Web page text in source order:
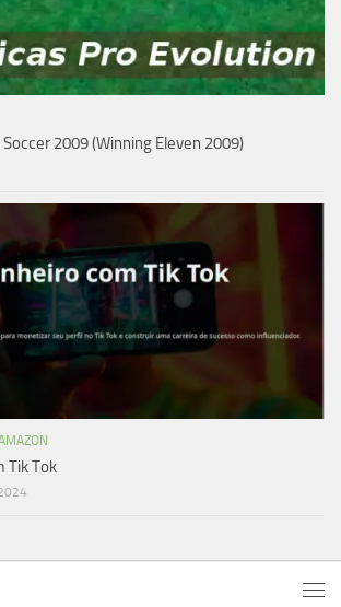
2009 (Winning Eleven 2009)
Tik Tok